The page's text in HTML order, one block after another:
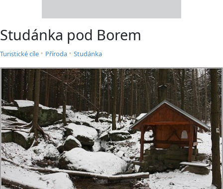
Studánka pod Borem
Turistické cíle • Příroda • Studánka